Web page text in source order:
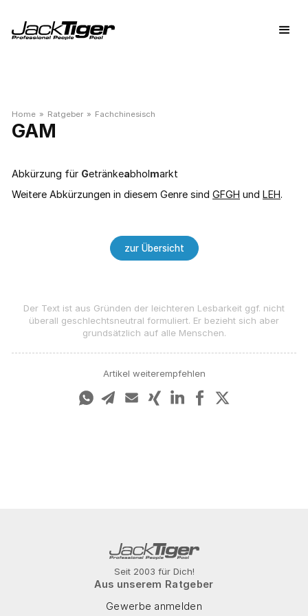
Home » Ratgeber » Fachchinesisch
GAM
Abkürzung für Getränkeabholmarkt
Weitere Abkürzungen in diesem Genre sind GFGH und LEH.
zur Übersicht
Der Text ist aus Gründen der leichteren Lesbarkeit ggf. nicht
überall geschlechts­neutral formuliert. Er bezieht sich aber
grundsätzlich auf alle Menschen.
Artikel weiterempfehlen
Seit 2003 für Dich!
Aus unserem Ratgeber
Gewerbe anmelden